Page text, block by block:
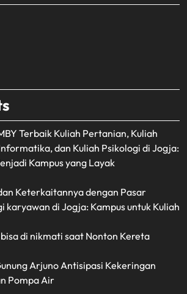
Terbaik Kuliah Pertanian, Kuliah
dan Kuliah Psikologi di Jogja:
Kampus yang Layak
Keterkaitannya dengan Pasar
karyawan di Jogja: Kampus untuk Kuliah
di nikmati saat Nonton Kereta
Arjuno Antisipasi Kekeringan
Pompa Air